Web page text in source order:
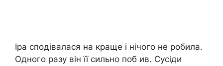
Іра сподівалася на краще і нічого не робила.
Одного разу він її сильно поб ив. Сусіди